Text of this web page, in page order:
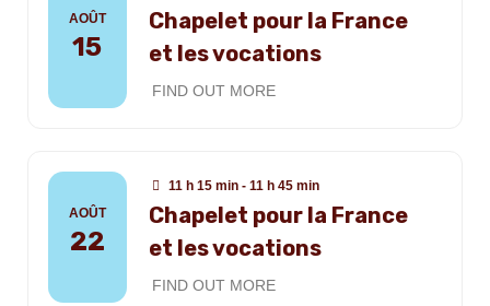
AOÛT
15
Chapelet pour la France
et les vocations
FIND OUT MORE
AOÛT
22
11 h 15 min - 11 h 45 min
Chapelet pour la France
et les vocations
FIND OUT MORE